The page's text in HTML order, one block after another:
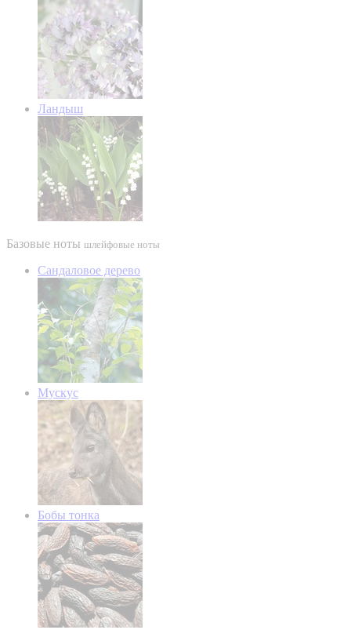
Ландыш
Базовые ноты шлейфовые ноты
Сандаловое дерево
Мускус
Бобы тонка